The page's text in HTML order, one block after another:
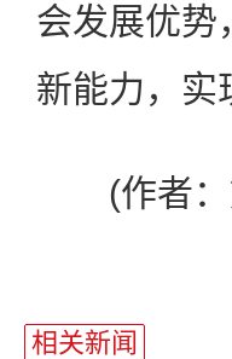
会发展优势
新能力，实
(作者：
相关新闻